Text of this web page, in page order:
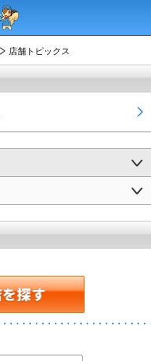
店舗トピックス